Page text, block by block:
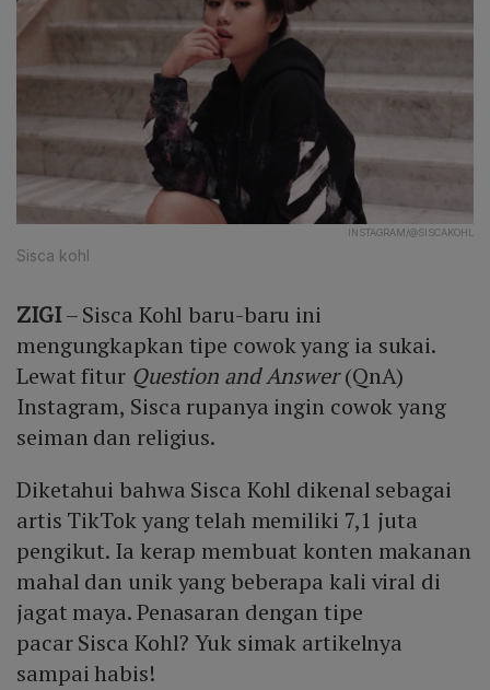
INSTAGRAM/@SISCAKOHL
Sisca kohl
ZIGI– Sisca Kohl baru-baru ini
mengungkapkan tipe cowok yang ia sukai.
Lewat fitur Question and Answer(QnA)
Instagram, Sisca rupanya ingin cowok yang
seiman dan religius.
Diketahui bahwa Sisca Kohl dikenal sebagai
artis TikTok yang telah memiliki 7,1 juta
pengikut. Ia kerap membuat konten makanan
mahal dan unik yang beberapa kali viral di
jagat maya. Penasaran dengan tipe
pacar Sisca Kohl? Yuk simak artikelnya
sampai habis!